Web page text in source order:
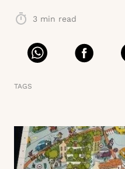
3 min read
TAGS